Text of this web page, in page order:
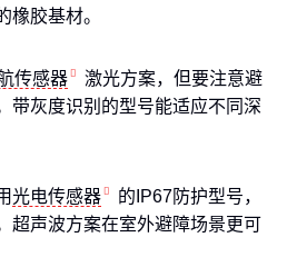
橡胶基材。
传感器
激光方案，但要注意避
带灰度识别的型号能适应不同深
光电传感器
的IP67防护型号，
超声波方案在室外避障场景更可